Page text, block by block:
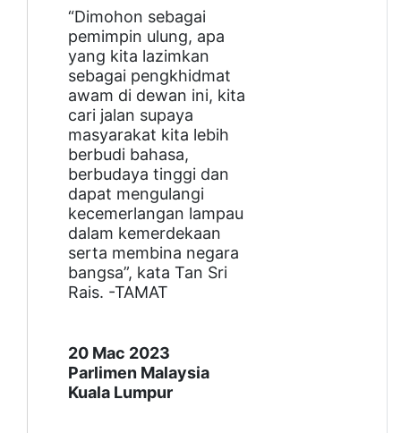
“Dimohon sebagai
pemimpin ulung, apa
yang kita lazimkan
sebagai pengkhidmat
awam di dewan ini, kita
cari jalan supaya
masyarakat kita lebih
berbudi bahasa,
berbudaya tinggi dan
dapat mengulangi
kecemerlangan lampau
dalam kemerdekaan
serta membina negara
bangsa”, kata Tan Sri
Rais. -TAMAT
20 Mac 2023
Parlimen Malaysia
Kuala Lumpur